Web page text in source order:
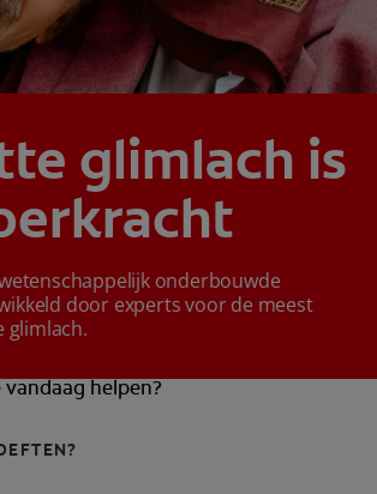
glimlach is
onderbouwde
door experts voor de meest
glimlach.
helpen?